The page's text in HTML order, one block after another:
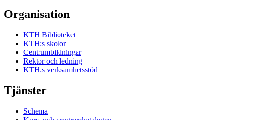
Organisation
KTH Biblioteket
KTH:s skolor
Centrumbildningar
Rektor och ledning
KTH:s verksamhetsstöd
Tjänster
Schema